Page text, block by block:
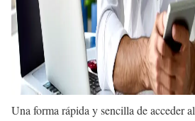
Una forma rápida y sencilla de acceder al